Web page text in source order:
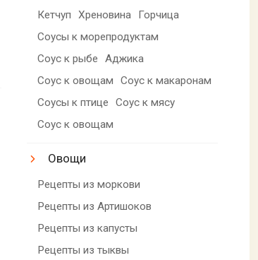
Кетчуп
Хреновина
Горчица
Соусы к морепродуктам
Соус к рыбе
Аджика
Соус к овощам
Соус к макаронам
Соусы к птице
Соус к мясу
Соус к овощам
Овощи
Рецепты из моркови
Рецепты из Артишоков
Рецепты из капусты
Рецепты из тыквы